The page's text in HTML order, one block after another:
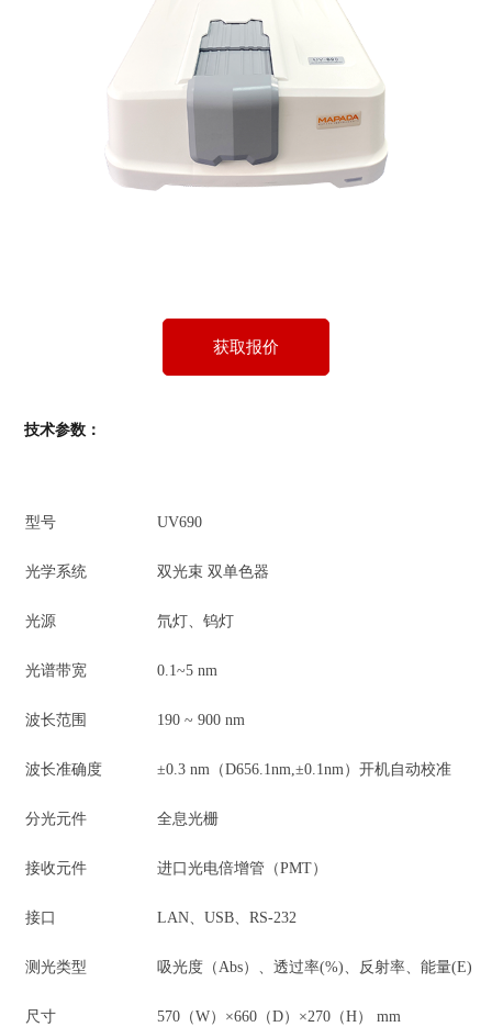
获取报价
技术参数：
型号 UV690
光学系统 双光束 双单色器
光源 氘灯、钨灯
光谱带宽 0.1~5 nm
波长范围 190 ~ 900 nm
波长准确度 ±0.3 nm（D656.1nm,±0.1nm）开机自动校准
分光元件 全息光栅
接收元件 进口光电倍增管（PMT）
接口 LAN、USB、RS-232
测光类型 吸光度（Abs）、透过率(%)、反射率、能量(E)
尺寸 570（W）×660（D）×270（H） mm